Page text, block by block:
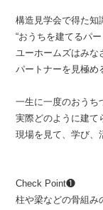
構造見学会で得た知
“おうちを建てるパ
ユーホームズはみな
パートナーを見極め
一生に一度のおうち
実際どのように建て
現場を見て、学び、
Check Point❶
柱や梁などの骨組み